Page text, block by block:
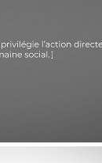
Activistes -